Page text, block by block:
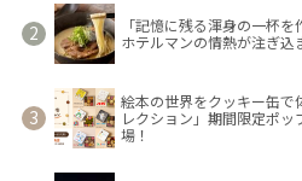
「記憶に残る渾身の一杯
ホテルマンの情熱が注ぎ込
絵本の世界をクッキー缶で
レクション」期間限定ポ
場！